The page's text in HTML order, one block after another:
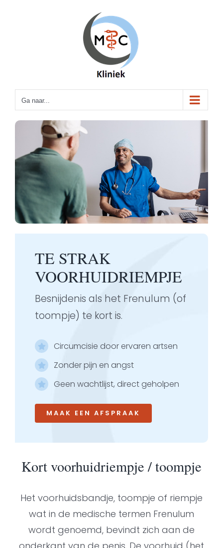
Ga naar...
TE STRAK
VOORHUIDRIEMPJE
Besnijdenis als het Frenulum (of
toompje) te kort is.
Circumcisie door ervaren artsen
Zonder pijn en angst
Geen wachtlijst, direct geholpen
MAAK EEN AFSPRAAK
Kort voorhuidriempje / toompje
Het voorhuidsbandje, toompje of riempje
wat in de medische termen Frenulum
wordt genoemd, bevindt zich aan de